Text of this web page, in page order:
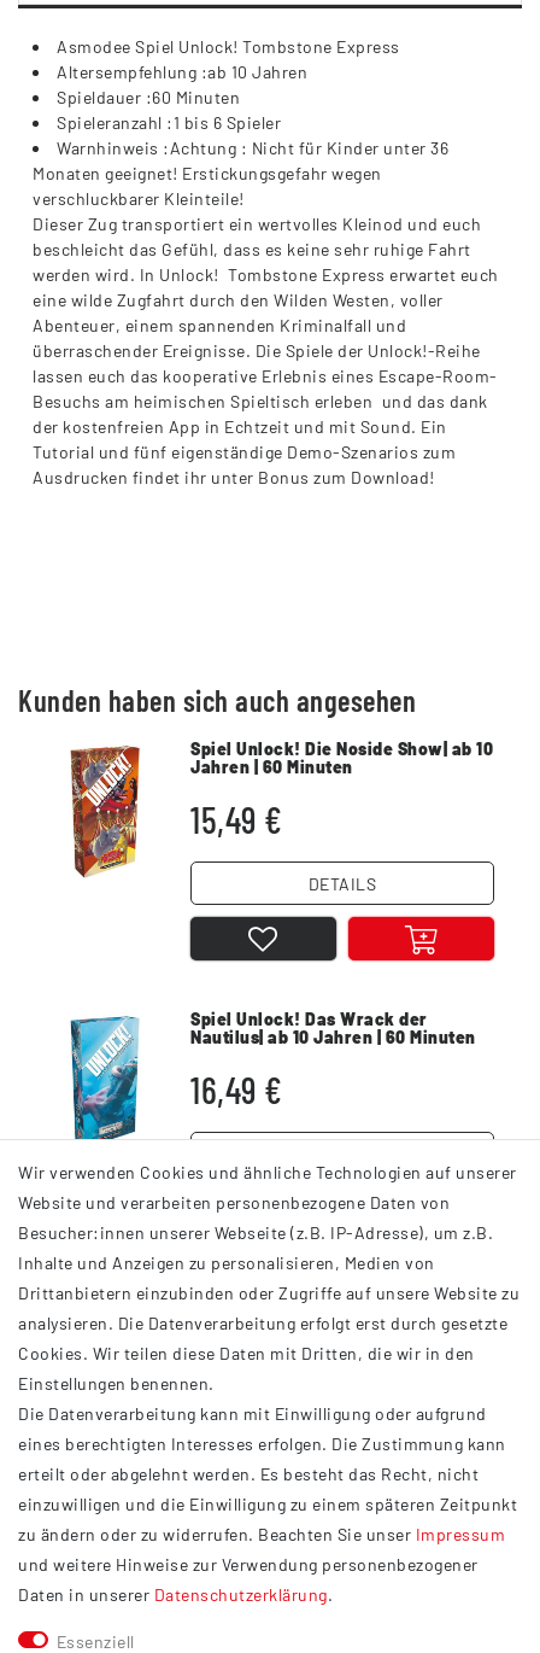
Asmodee Spiel Unlock! Tombstone Express
Altersempfehlung :ab 10 Jahren
Spieldauer :60 Minuten
Spieleranzahl :1 bis 6 Spieler
Warnhinweis :Achtung : Nicht für Kinder unter 36
Monaten geeignet! Erstickungsgefahr wegen
verschluckbarer Kleinteile!
Dieser Zug transportiert ein wertvolles Kleinod und euch
beschleicht das Gefühl, dass es keine sehr ruhige Fahrt
werden wird. In Unlock!  Tombstone Express erwartet euch
eine wilde Zugfahrt durch den Wilden Westen, voller
Abenteuer, einem spannenden Kriminalfall und
überraschender Ereignisse. Die Spiele der Unlock!-Reihe
lassen euch das kooperative Erlebnis eines Escape-Room-
Besuchs am heimischen Spieltisch erleben  und das dank
der kostenfreien App in Echtzeit und mit Sound. Ein
Tutorial und fünf eigenständige Demo-Szenarios zum
Ausdrucken findet ihr unter Bonus zum Download!
Kunden haben sich auch angesehen
Spiel Unlock! Die Noside Show| ab 10
Jahren | 60 Minuten
15,49 €
DETAILS
Spiel Unlock! Das Wrack der
Nautilus| ab 10 Jahren | 60 Minuten
16,49 €
INFORMATIONEN
AGB
Impressum
Datenschutzerklärung
Widerrufsrecht
Barrierefreiheit
Service
Kontakt
Wir verwenden Cookies und ähnliche Technologien auf unserer
Website und verarbeiten personenbezogene Daten von
Besucher:innen unserer Webseite (z.B. IP-Adresse), um z.B.
Inhalte und Anzeigen zu personalisieren, Medien von
Drittanbietern einzubinden oder Zugriffe auf unsere Website zu
analysieren. Die Datenverarbeitung erfolgt erst durch gesetzte
Cookies. Wir teilen diese Daten mit Dritten, die wir in den
Einstellungen benennen.
Die Datenverarbeitung kann mit Einwilligung oder aufgrund
eines berechtigten Interesses erfolgen. Die Zustimmung kann
erteilt oder abgelehnt werden. Es besteht das Recht, nicht
einzuwilligen und die Einwilligung zu einem späteren Zeitpunkt
zu ändern oder zu widerrufen. Beachten Sie unser Impressum
und weitere Hinweise zur Verwendung personenbezogener
Daten in unserer Daten­schutz­erklärung.
Essenziell